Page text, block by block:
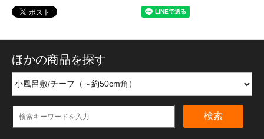
ほかの商品を探す
検索